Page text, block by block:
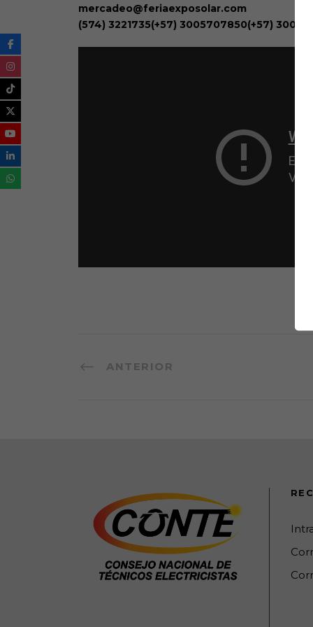
mercadeo@feriaexposolar.com
(574) 3221735(+57) 3005707850(+57)
ANTERIOR